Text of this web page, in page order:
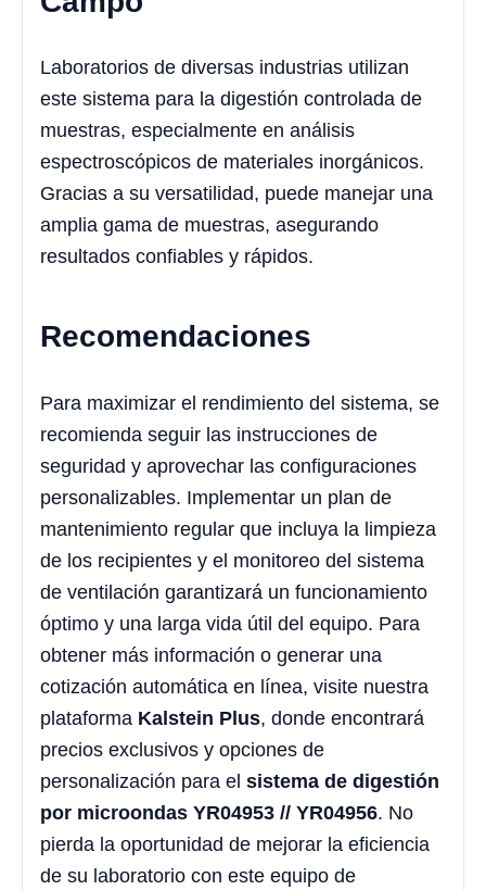
Laboratorios de diversas industrias utilizan
este sistema para la digestión controlada de
muestras, especialmente en análisis
espectroscópicos de materiales inorgánicos.
Gracias a su versatilidad, puede manejar una
amplia gama de muestras, asegurando
resultados confiables y rápidos.
Recomendaciones
Para maximizar el rendimiento del sistema, se
recomienda seguir las instrucciones de
seguridad y aprovechar las configuraciones
personalizables. Implementar un plan de
mantenimiento regular que incluya la limpieza
de los recipientes y el monitoreo del sistema
de ventilación garantizará un funcionamiento
óptimo y una larga vida útil del equipo. Para
obtener más información o generar una
cotización automática en línea, visite nuestra
plataforma Kalstein Plus, donde encontrará
precios exclusivos y opciones de
personalización para el sistema de digestión
por microondas YR04953 // YR04956. No
pierda la oportunidad de mejorar la eficiencia
de su laboratorio con este equipo de